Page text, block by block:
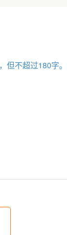
但不超过180字